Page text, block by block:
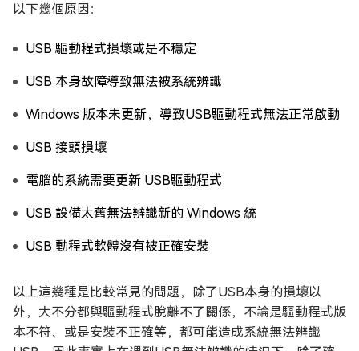
以下幾個原因：
USB 驅動程式損壞或是不穩定
USB 本身故障導致無法被系統辨識
Windows 版本未更新，導致USB驅動程式無法正常啟動
USB 接頭損壞
電腦的系統需要更新 USB驅動程式
USB 設備太舊無法辨識新的 Windows 統
USB 動程式軟體沒有被正確安裝
以上這幾種是比較常見的問題，除了USB本身的損壞以
外，大不分都與驅動程式脫離不了關係，不論是驅動程式版
本不符、或是安裝不正確等，都可能造成系統無法辨識